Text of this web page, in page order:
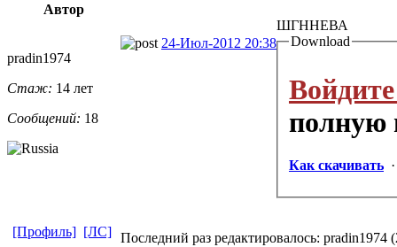
Автор
pradin1974
Стаж: 14 лет
Сообщений: 18
24-Июл-2012 20:38
ШГННЕВА
Download
полную
Как скачивать
Последний раз редактировалось: pradin1974
[Профиль] [ЛС]